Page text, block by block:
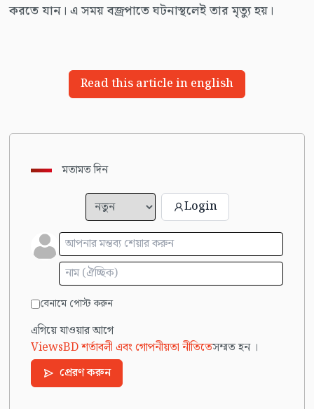
করতে যান। এ সময় বজ্রপাতে ঘটনাস্থলেই তার মৃত্যু হয়।
Read this article in english
মতামত দিন
Login
বেনামে পোস্ট করুন
এগিয়ে যাওয়ার আগে
ViewsBD শর্তাবলী এবং গোপনীয়তা নীতিতেসম্মত হন ।
প্রেরণ করুন